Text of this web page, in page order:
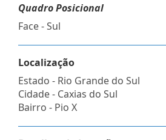
Quadro Posicional
Face - Sul
Localização
Estado - Rio Grande do Sul
Cidade - Caxias do Sul
Bairro - Pio X